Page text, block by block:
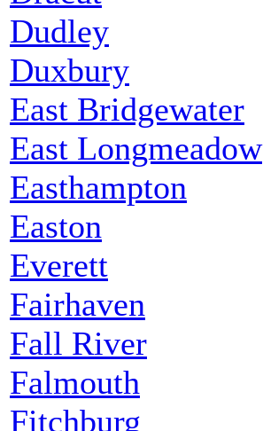
Dudley
Duxbury
East Bridgewater
East Longmeadow
Easthampton
Easton
Everett
Fairhaven
Fall River
Falmouth
Fitchburg